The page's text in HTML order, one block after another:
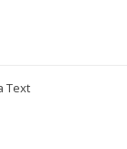
Text